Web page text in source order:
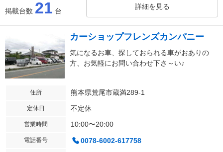
掲載台数 21 台
詳細を見る
カーショップフレンズカンパニー
気になるお車、探しておられる車がおありの
方、お気軽にお問い合わせ下さ～い♪
住所 熊本県荒尾市蔵満289-1
定休日 不定休
営業時間 10:00〜20:00
電話番号 0078-6002-617758